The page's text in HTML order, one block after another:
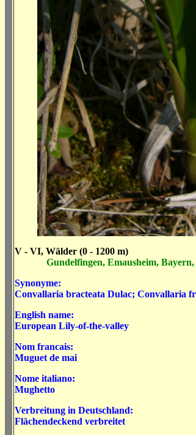
V - VI, Wälder (0 - 1200 m)
Gundelfingen, Emausheim,
Synonyme:
Convallaria bracteata Dulac; Convallaria
English name:
European Lily-of-the-valley
Nom francais:
Muguet de mai
Nome italiano:
Mughetto
Verbreitung in Deutschland:
Flächendeckend verbreitet